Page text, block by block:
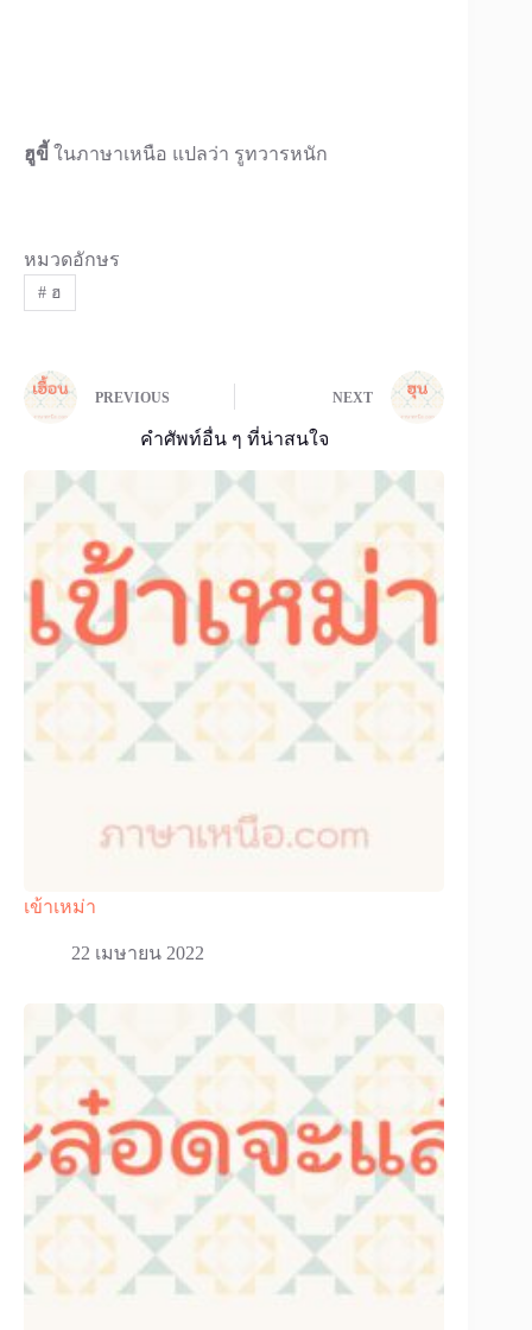
ฮูขี้ ในภาษาเหนือ แปลว่า รูทวารหนัก
หมวดอักษร
#ฮ
PREVIOUS NEXT
คำศัพท์อื่น ๆ ที่น่าสนใจ
เข้าเหม่า
22 เมษายน 2022